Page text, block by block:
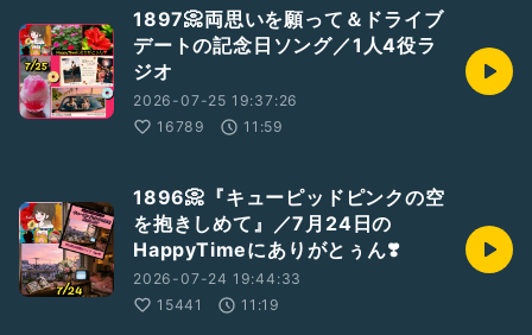
1897📀両思いを願って＆ドライブ
デートの記念日ソング／1人4役ラ
ジオ
2026-07-25 19:37:26
16789
11:59
1896📀『キューピッドピンクの空
を抱きしめて』／7月24日の
HappyTimeにありがとぅん❣️
2026-07-24 19:44:33
15441
11:19